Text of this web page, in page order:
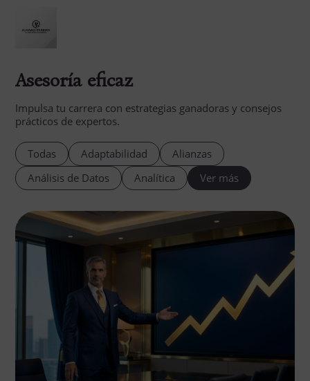
Asesoría eficaz
Impulsa tu carrera con estrategias ganadoras y consejos
prácticos de expertos.
Todas Adaptabilidad
Alianzas
Análisis de Datos
Analítica Ver más